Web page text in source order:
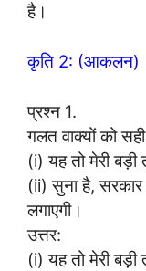
है।
कृति 2: (आकलन)
प्रश्न 1.
गलत वाक्यों को
(i) यह तो मेरी
(ii) सुना है, सरकार
लगाएगी।
उत्तर:
(i) यह तो मेरी